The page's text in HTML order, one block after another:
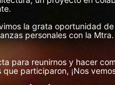
la grata oportunidad de
personales con la Mtra.
para reunirnos y hacer
participaron, ¡Nos